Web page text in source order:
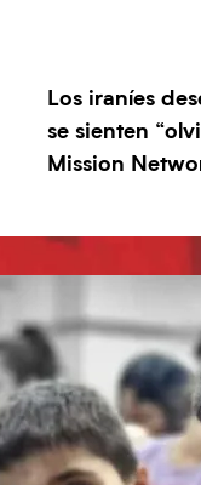
Los iraníes
se sienten
Mission